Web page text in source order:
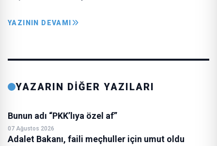
YAZININ DEVAMI
YAZARIN DİĞER YAZILARI
Bunun adı “PKK’lıya özel af”
07 Ağustos 2026
Adalet Bakanı, faili meçhuller için umut oldu